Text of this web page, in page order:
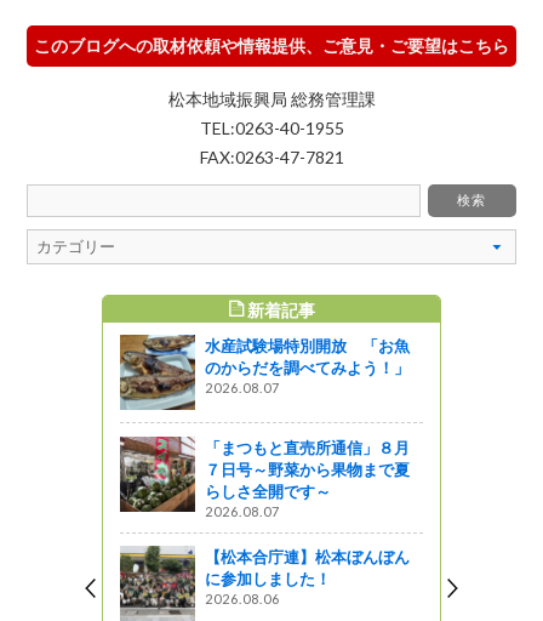
このブログへの取材依頼や情報提供、ご意見・ご要望はこちら
松本地域振興局 総務管理課
TEL:0263-40-1955
FAX:0263-47-7821
新着記事
水産試験場特別開放 「お魚
のからだを調べてみよう！」
2026.08.07
「まつもと直売所通信」８月
７日号～野菜から果物まで夏
らしさ全開です～
2026.08.07
【松本合庁連】松本ぼんぼん
に参加しました！
2026.08.06